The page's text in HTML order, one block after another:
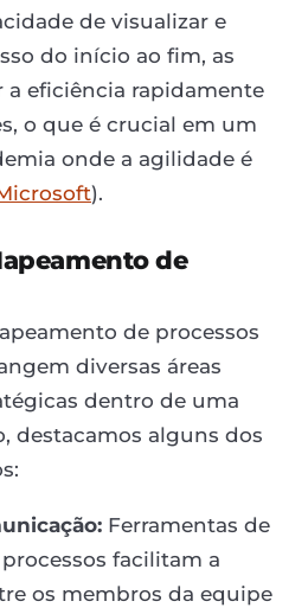
de visualizar e
do início ao fim, as
a eficiência rapidamente
o que é crucial em um
onde a agilidade é
).
de
de processos
diversas áreas
dentro de uma
destacamos alguns dos
Ferramentas de
facilitam a
os membros da equipe